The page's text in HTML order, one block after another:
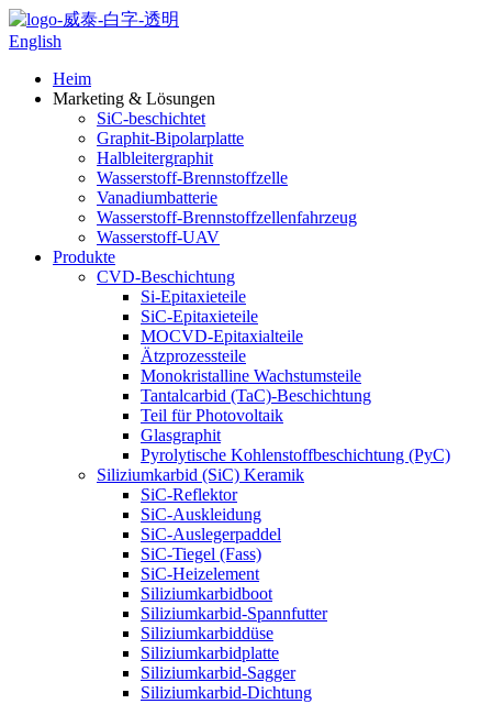
English
Heim
Marketing & Lösungen
SiC-beschichtet
Graphit-Bipolarplatte
Halbleitergraphit
Wasserstoff-Brennstoffzelle
Vanadiumbatterie
Wasserstoff-Brennstoffzellenfahrzeug
Wasserstoff-UAV
Produkte
CVD-Beschichtung
Si-Epitaxieteile
SiC-Epitaxieteile
MOCVD-Epitaxialteile
Ätzprozessteile
Monokristalline Wachstumsteile
Tantalcarbid (TaC)-Beschichtung
Teil für Photovoltaik
Glasgraphit
Pyrolytische Kohlenstoffbeschichtung (PyC)
Siliziumkarbid (SiC) Keramik
SiC-Reflektor
SiC-Auskleidung
SiC-Auslegerpaddel
SiC-Tiegel (Fass)
SiC-Heizelement
Siliziumkarbidboot
Siliziumkarbid-Spannfutter
Siliziumkarbiddüse
Siliziumkarbidplatte
Siliziumkarbid-Sagger
Siliziumkarbid-Dichtung